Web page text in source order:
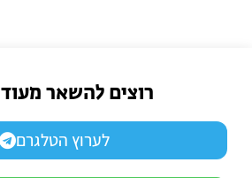
רוצים להשאר
לערוץ הטלגרם